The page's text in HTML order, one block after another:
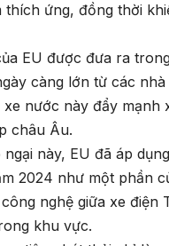
thích ứng, đồng thời
EU được đưa ra
càng lớn từ các
xe nước này đẩy
châu Âu.
này, EU đã áp
2024 như một phần
nghệ giữa xe
khu vực.